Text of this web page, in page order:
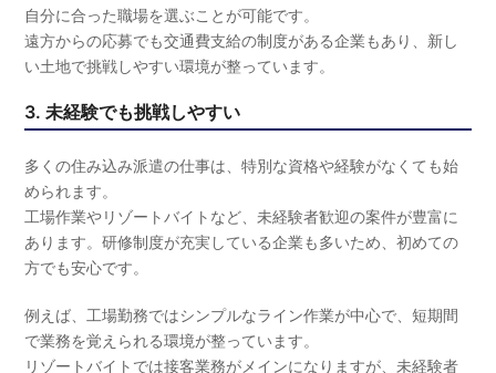
自分に合った職場を選ぶことが可能です。
遠方からの応募でも交通費支給の制度がある企業もあり、新し
い土地で挑戦しやすい環境が整っています。
3. 未経験でも挑戦しやすい
多くの住み込み派遣の仕事は、特別な資格や経験がなくても始
められます。
工場作業やリゾートバイトなど、未経験者歓迎の案件が豊富に
あります。研修制度が充実している企業も多いため、初めての
方でも安心です。
例えば、工場勤務ではシンプルなライン作業が中心で、短期間
で業務を覚えられる環境が整っています。
リゾートバイトでは接客業務がメインになりますが、未経験者